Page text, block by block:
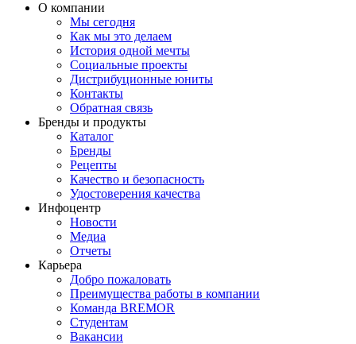
О компании
Мы сегодня
Как мы это делаем
История одной мечты
Социальные проекты
Дистрибуционные юниты
Контакты
Обратная связь
Бренды и продукты
Каталог
Бренды
Рецепты
Качество и безопасность
Удостоверения качества
Инфоцентр
Новости
Медиа
Отчеты
Карьера
Добро пожаловать
Преимущества работы в компании
Команда BREMOR
Студентам
Вакансии